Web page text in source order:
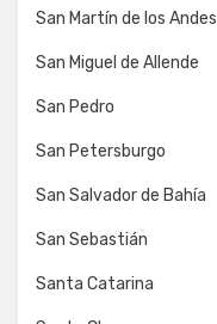
San Martín de los Andes
San Miguel de Allende
San Pedro
San Petersburgo
San Salvador de Bahía
San Sebastián
Santa Catarina